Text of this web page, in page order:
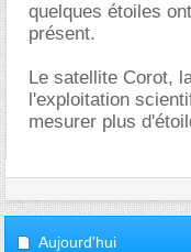
quelques étoiles
présent.
Le satellite Corot,
l'exploitation
mesurer plus
Aujourd'hui